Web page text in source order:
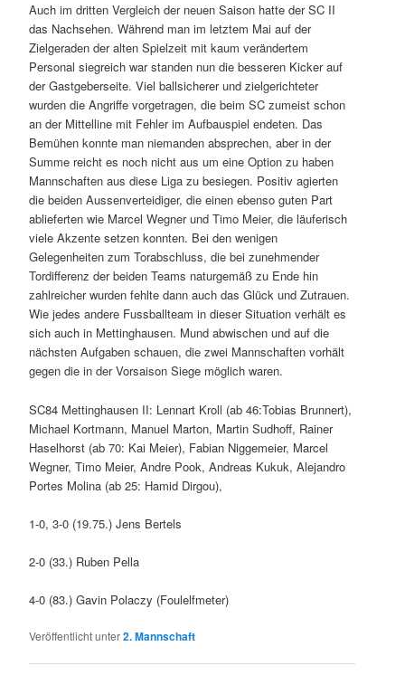
Auch im dritten Vergleich der neuen Saison hatte der SC II
das Nachsehen. Während man im letztem Mai auf der
Zielgeraden der alten Spielzeit mit kaum verändertem
Personal siegreich war standen nun die besseren Kicker auf
der Gastgeberseite. Viel ballsicherer und zielgerichteter
wurden die Angriffe vorgetragen, die beim SC zumeist schon
an der Mittelline mit Fehler im Aufbauspiel endeten. Das
Bemühen konnte man niemanden absprechen, aber in der
Summe reicht es noch nicht aus um eine Option zu haben
Mannschaften aus diese Liga zu besiegen. Positiv agierten
die beiden Aussenverteidiger, die einen ebenso guten Part
ablieferten wie Marcel Wegner und Timo Meier, die läuferisch
viele Akzente setzen konnten. Bei den wenigen
Gelegenheiten zum Torabschluss, die bei zunehmender
Tordifferenz der beiden Teams naturgemäß zu Ende hin
zahlreicher wurden fehlte dann auch das Glück und Zutrauen.
Wie jedes andere Fussballteam in dieser Situation verhält es
sich auch in Mettinghausen. Mund abwischen und auf die
nächsten Aufgaben schauen, die zwei Mannschaften vorhält
gegen die in der Vorsaison Siege möglich waren.
SC84 Mettinghausen II: Lennart Kroll (ab 46:Tobias Brunnert),
Michael Kortmann, Manuel Marton, Martin Sudhoff, Rainer
Haselhorst (ab 70: Kai Meier), Fabian Niggemeier, Marcel
Wegner, Timo Meier, Andre Pook, Andreas Kukuk, Alejandro
Portes Molina (ab 25: Hamid Dirgou),
1-0, 3-0 (19.75.) Jens Bertels
2-0 (33.) Ruben Pella
4-0 (83.) Gavin Polaczy (Foulelfmeter)
Veröffentlicht unter2. Mannschaft